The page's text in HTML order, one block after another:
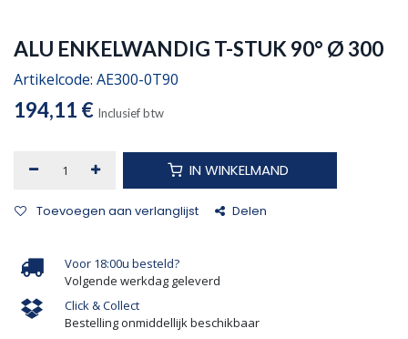
ALU ENKELWANDIG T-STUK 90° Ø 300
Artikelcode: AE300-0T90
194,11 € Inclusief btw
IN WINKELMAND
Toevoegen aan verlanglijst Delen
Voor 18:00u besteld?
Volgende werkdag geleverd
Click & Collect
Bestelling onmiddellijk beschikbaar